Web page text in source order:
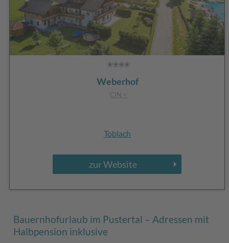
Weberhof
CIN +
Toblach
zur Website
Bauernhofurlaub im Pustertal – Adressen mit
Halbpension inklusive